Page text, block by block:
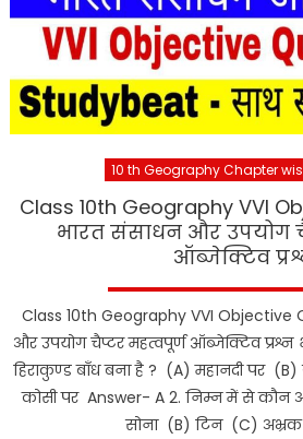
10 th Geography Chapter
Class 10th Geography VVI
भारत संसाधन और उपयोग
ऑब्जेक्टिव
Class 10th Geography VVI Objective
और उपयोग चैप्टर महत्वपूर्ण ऑब्जेक्टिव
हिराकुण्ड बाँध बना है ? (A) महानदी पर
कोसी पर Answer- A 2. निम्न में से कौन
सोना (B) टिन (C)